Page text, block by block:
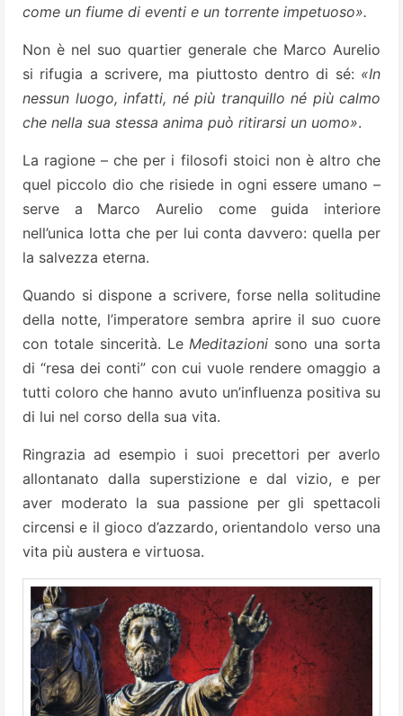
come un fiume di eventi e un torrente impetuoso».
Non è nel suo quartier generale che Marco Aurelio
si rifugia a scrivere, ma piuttosto dentro di sé: «In
nessun luogo, infatti, né più tranquillo né più calmo
che nella sua stessa anima può ritirarsi un uomo».
La ragione – che per i filosofi stoici non è altro che
quel piccolo dio che risiede in ogni essere umano –
serve a Marco Aurelio come guida interiore
nell’unica lotta che per lui conta davvero: quella per
la salvezza eterna.
Quando si dispone a scrivere, forse nella solitudine
della notte, l’imperatore sembra aprire il suo cuore
con totale sincerità. Le Meditazioni sono una sorta
di “resa dei conti” con cui vuole rendere omaggio a
tutti coloro che hanno avuto un’influenza positiva su
di lui nel corso della sua vita.
Ringrazia ad esempio i suoi precettori per averlo
allontanato dalla superstizione e dal vizio, e per
aver moderato la sua passione per gli spettacoli
circensi e il gioco d’azzardo, orientandolo verso una
vita più austera e virtuosa.